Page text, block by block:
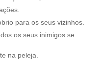
para os seus vizinhos.
os seus inimigos se
na peleja.